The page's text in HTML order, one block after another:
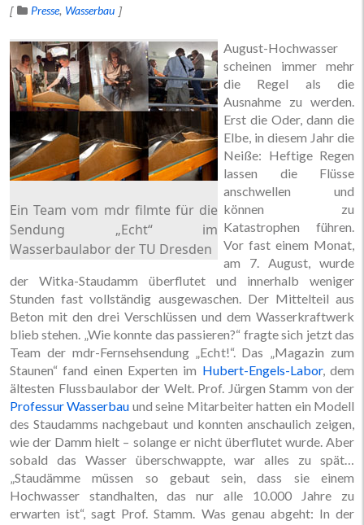
Presse Wasserbau
Ein Team vom mdr filmte für die
Sendung „Echt“ im
Wasserbaulabor der TU Dresden
August-Hochwasser
scheinen immer mehr
die Regel als die
Ausnahme zu werden.
Erst die Oder, dann die
Elbe, in diesem Jahr die
Neiße: Heftige Regen
lassen die Flüsse
anschwellen und
können zu
Katastrophen führen.
Vor fast einem Monat,
am 7. August, wurde
der Witka-Staudamm überflutet und innerhalb weniger
Stunden fast vollständig ausgewaschen. Der Mittelteil aus
Beton mit den drei Verschlüssen und dem Wasserkraftwerk
blieb stehen. „Wie konnte das passieren?“ fragte sich jetzt das
Team der mdr-Fernsehsendung „Echt!“. Das „Magazin zum
Staunen“ fand einen Experten im Hubert-Engels-Labor, dem
ältesten Flussbaulabor der Welt. Prof. Jürgen Stamm von der
Professur Wasserbau und seine Mitarbeiter hatten ein Modell
des Staudamms nachgebaut und konnten anschaulich zeigen,
wie der Damm hielt – solange er nicht überflutet wurde. Aber
sobald das Wasser überschwappte, war alles zu spät…
„Staudämme müssen so gebaut sein, dass sie einem
Hochwasser standhalten, das nur alle 10.000 Jahre zu
erwarten ist“, sagt Prof. Stamm. Was genau abgeht: In der